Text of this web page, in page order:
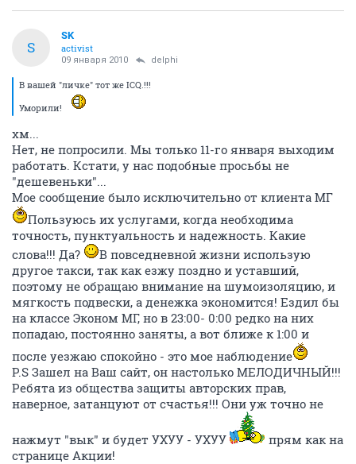
S
SK
activist
09 января 2010 delphi
В вашей "личке" тот же ICQ.!!!
Уморили!
хм...
Нет, не попросили. Мы только 11-го января выходим
работать. Кстати, у нас подобные просьбы не
"дешевеньки"...
Мое сообщение было исключительно от клиента МГ
Пользуюсь их услугами, когда необходима
точность, пунктуальность и надежность. Какие
слова!!! Да?
В повседневной жизни использую
другое такси, так как езжу поздно и уставший,
поэтому не обращаю внимание на шумоизоляцию, и
мягкость подвески, а денежка экономится! Ездил бы
на классе Эконом МГ, но в 23:00- 0:00 редко на них
попадаю, постоянно заняты, а вот ближе к 1:00 и
после уезжаю спокойно - это мое наблюдение
P.S Зашел на Ваш сайт, он настолько МЕЛОДИЧНЫЙ!!!
Ребята из общества защиты авторских прав,
наверное, затанцуют от счастья!!! Они уж точно не
нажмут "вык" и будет УХУУ - УХУУ
прям как на
странице Акции!